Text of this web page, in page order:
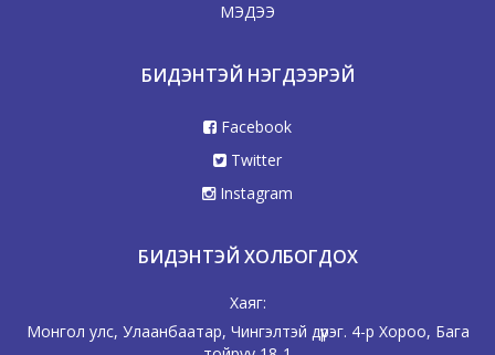
МЭДЭЭ
БИДЭНТЭЙ НЭГДЭЭРЭЙ
Facebook
Twitter
Instagram
БИДЭНТЭЙ ХОЛБОГДОХ
Хаяг:
Монгол улс, Улаанбаатар, Чингэлтэй дүүрэг. 4-р Хороо, Бага